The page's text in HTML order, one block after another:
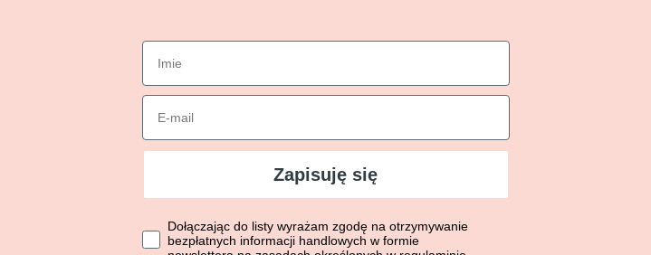
imie
Email
Zapisuję się
Dołączając do listy wyrażasz zgodę na otrzymywanie bezpłatnych informacji
Dołączając do listy wyrażam zgodę na otrzymywanie
bezpłatnych informacji handlowych w formie